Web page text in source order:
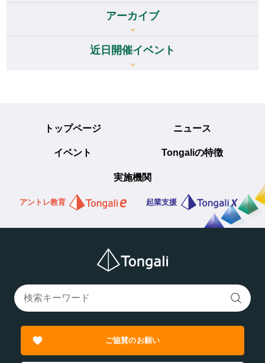
アーカイブ
近日開催イベント
トップページ ニュース
イベント Tongaliの特徴
実施機関
アントレ教育 起業支援
ご協賛のお願い